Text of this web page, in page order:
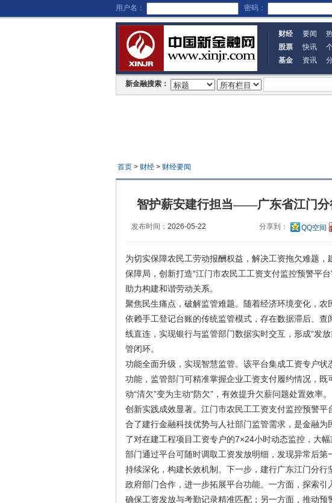
用户名： 密码：
财经 要闻
股票
快讯
基金
资讯
新金融搜索：
首页> 财经> 财经要闻
智护薪安建行担当——广东省江门分
发布时间： 2026-05-22 分享到： QQ空间
为切实保障农民工劳动报酬权益，解决工资拖欠难题
保障局，创新打造“江门市农民工工资支付监控预警平
助力构建和谐劳动关系。
聚焦民生痛点，破解监管难题。随着经济环境变化，农
依赖手工登记台账的传统监管模式，存在数据滞后、
线直连，实现银行与监管部门数据实时交互，形成“发
管闭环。
功能全面升级，实现智慧监管。该平台集成工资专户
功能，监管部门可精准掌握企业工资支付履约情况，
动“清欠”变为主动“防欠”，有效提升欠薪问题处置效率。
创新实践成效显著。江门市农民工工资支付监控预警
合了建行金融科技优势与人社部门监管需求，是金融
了对在建工程项目工资专户的7×24小时动态监控，大
部门通过平台可随时调取工资发放明细，发现异常后第
持续深化，构建长效机制。下一步，建行广东江门分
政府部门合作，进一步拓展平台功能。一方面，探索引
确保工资发放与考勤记录精准匹配；另一方面，推动